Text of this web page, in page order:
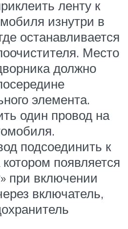
ленту к
изнутри в
останавливается
Место
должно
элемента.
один провод на
подсоединить к
появляется
при включении
включатель,